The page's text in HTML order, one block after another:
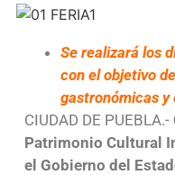
Se realizará los
con el objetivo
gastronómicas y
CIUDAD DE PUEBLA.-
Patrimonio Cultural
el Gobierno del